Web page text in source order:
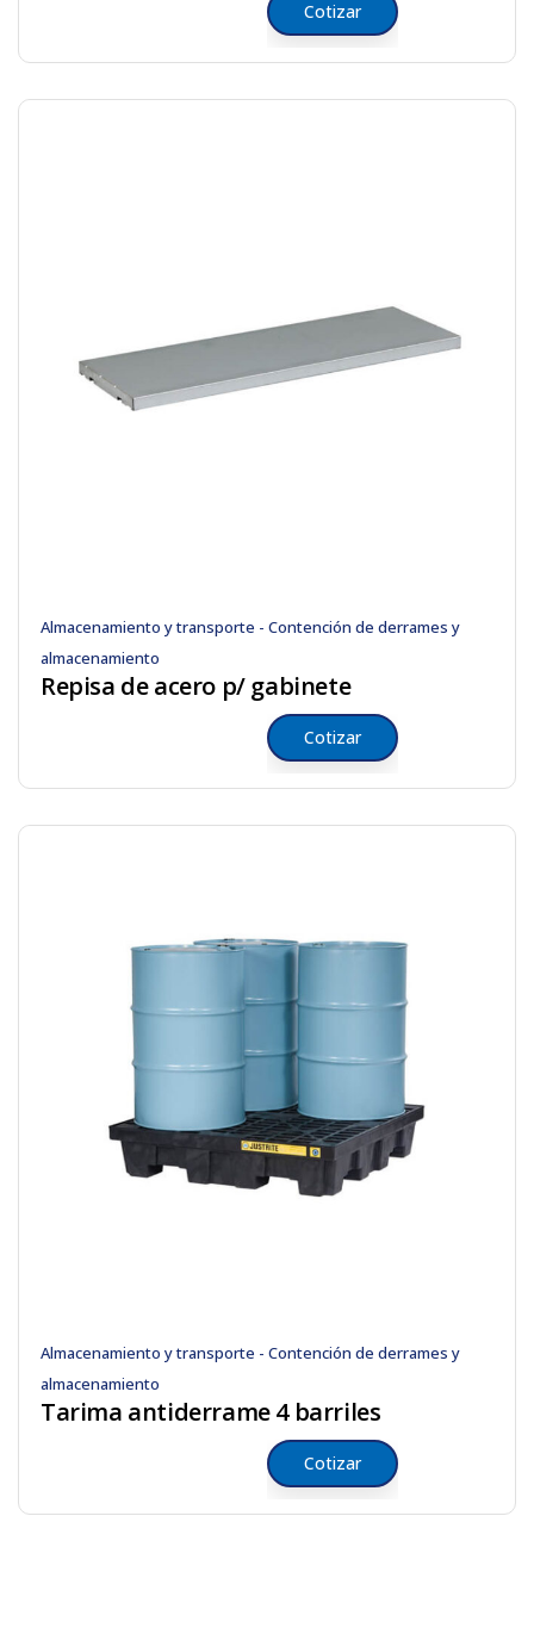
Cotizar
Almacenamiento y transporte - Contención de derrames y
almacenamiento
Repisa de acero p/ gabinete
Cotizar
Almacenamiento y transporte - Contención de derrames y
almacenamiento
Tarima antiderrame 4 barriles
Cotizar